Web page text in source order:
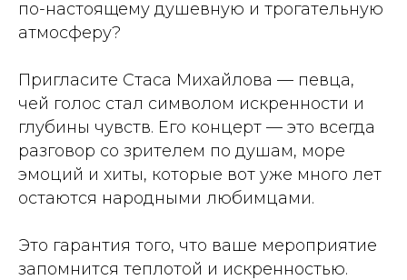
по-настоящему душевную и трогательную
атмосферу?
Пригласите Стаса Михайлова — певца,
чей голос стал символом искренности и
глубины чувств. Его концерт — это всегда
разговор со зрителем по душам, море
эмоций и хиты, которые вот уже много лет
остаются народными любимцами.
Это гарантия того, что ваше мероприятие
запомнится теплотой и искренностью.